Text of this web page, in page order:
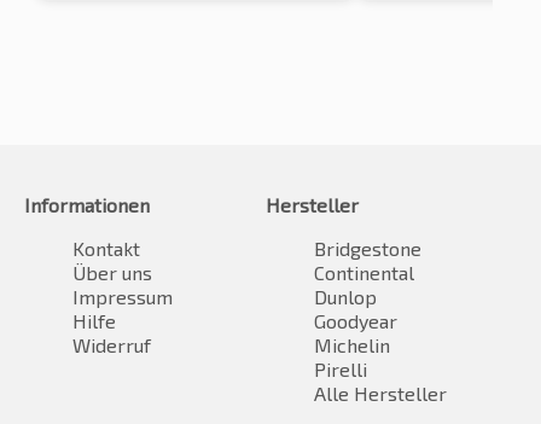
Informationen
Kontakt
Über uns
Impressum
Hilfe
Widerruf
Hersteller
Bridgestone
Continental
Dunlop
Goodyear
Michelin
Pirelli
Alle Hersteller